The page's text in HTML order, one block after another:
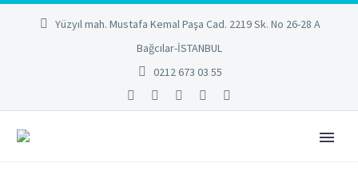
Yüzyıl mah. Mustafa Kemal Paşa Cad. 2219 Sk. No 26-28 A
Bağcılar-İSTANBUL
0212 673 03 55